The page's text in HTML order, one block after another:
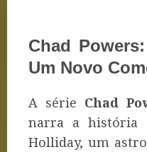
Chad
Um Novo
A série Chad
narra a história
Holliday, um